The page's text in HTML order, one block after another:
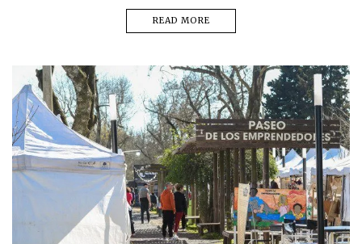
READ MORE